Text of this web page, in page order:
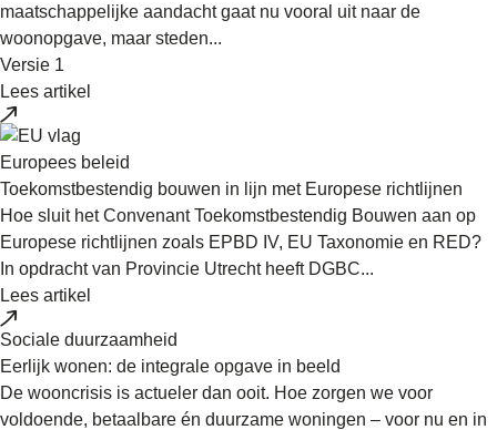
maatschappelijke aandacht gaat nu vooral uit naar de
woonopgave, maar steden...
Versie 1
Lees artikel
Europees beleid
Toekomstbestendig bouwen in lijn met Europese richtlijnen
Hoe sluit het Convenant Toekomstbestendig Bouwen aan op
Europese richtlijnen zoals EPBD IV, EU Taxonomie en RED?
In opdracht van Provincie Utrecht heeft DGBC...
Lees artikel
Sociale duurzaamheid
Eerlijk wonen: de integrale opgave in beeld
De wooncrisis is actueler dan ooit. Hoe zorgen we voor
voldoende, betaalbare én duurzame woningen – voor nu en in